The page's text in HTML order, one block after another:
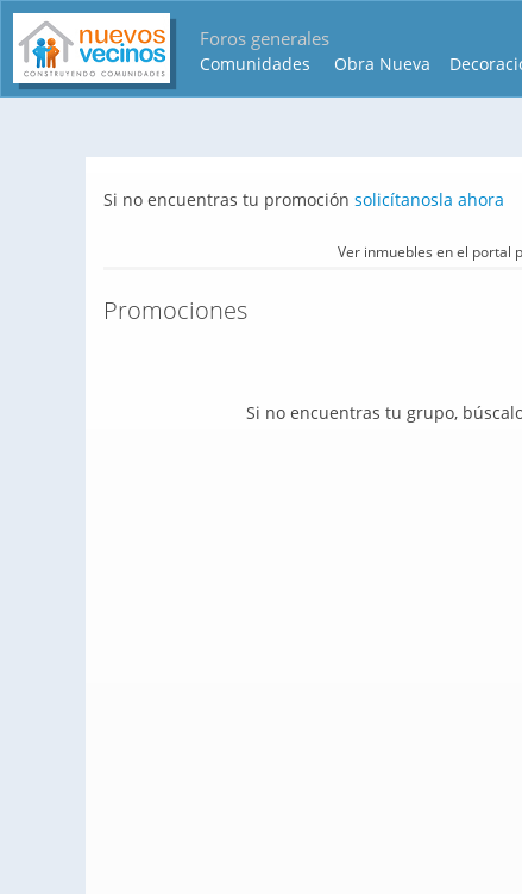
Foros generales
Comunidades Obra Nueva
Si no encuentras tu promoción solicítanosla ahora
Ver inmuebles en el portal
Promociones
Si no encuentras tu grupo,